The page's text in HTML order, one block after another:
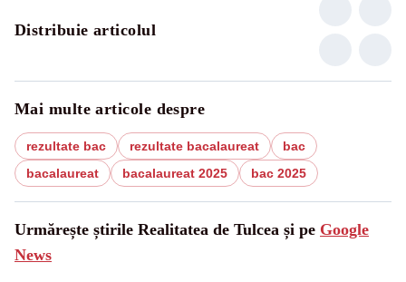
Distribuie articolul
Mai multe articole despre
rezultate bac rezultate bacalaureat
bac
bacalaureat
bacalaureat 2025 bac 2025
Urmărește știrile Realitatea de Tulcea și pe Google
News